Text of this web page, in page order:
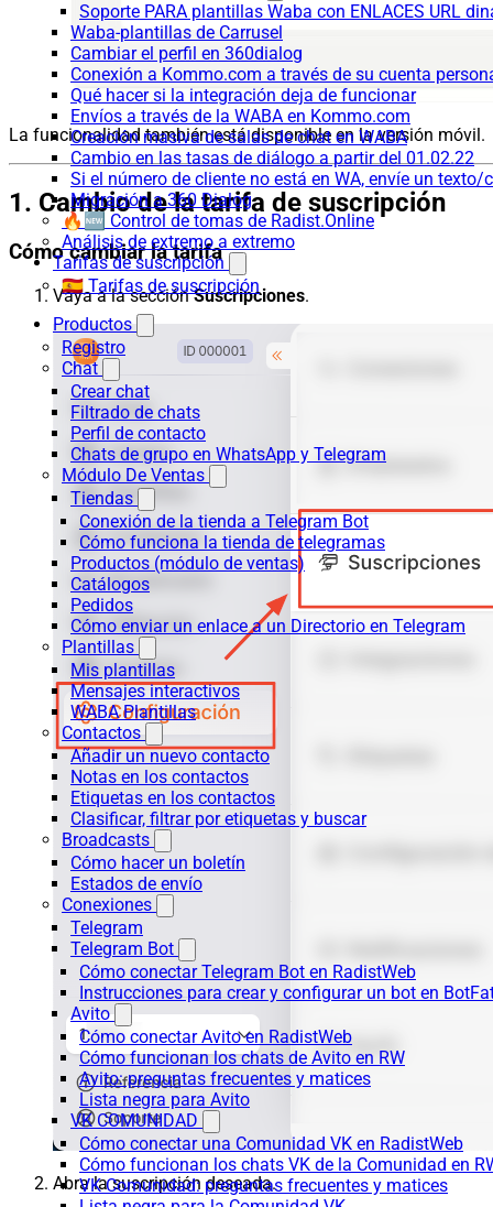
Soporte PARA plantillas Waba con ENLACES URL
Waba-plantillas de Carrusel
Cambiar el perfil en 360dialog
Conexión a Kommo.com a través de su cuenta
Qué hacer si la integración deja de funcionar
Envíos a través de la WABA en Kommo.com
Creación masiva de salas de chat en WABA
Cambio en las tasas de diálogo a partir del 01.02.22
Si el número de cliente no está en WA, envíe un
Migración a 360 Dialog
🔥🆕 Control de tomas de Radist.Online
Análisis de extremo a extremo
Tarifas de suscripción
🇪🇸 Tarifas de suscripción
Productos
Registro
Chat
Crear chat
Filtrado de chats
Perfil de contacto
Chats de grupo en WhatsApp y Telegram
Módulo De Ventas
Tiendas
Conexión de la tienda a Telegram Bot
Cómo funciona la tienda de telegramas
Productos (módulo de ventas)
Catálogos
Pedidos
Cómo enviar un enlace a un Directorio en Telegram
Plantillas
Mis plantillas
Mensajes interactivos
WABA Plantillas
Contactos
Añadir un nuevo contacto
Notas en los contactos
Etiquetas en los contactos
Clasificar, filtrar por etiquetas y buscar
Broadcasts
Cómo hacer un boletín
Estados de envío
Conexiones
Telegram
Telegram Bot
Cómo conectar Telegram Bot en RadistWeb
Instrucciones para crear y configurar un bot en
Avito
Cómo conectar Avito en RadistWeb
Cómo funcionan los chats de Avito en RW
Avito: preguntas frecuentes y matices
Lista negra para Avito
VK COMUNIDAD
Cómo conectar una Comunidad VK en RadistWeb
Cómo funcionan los chats VK de la Comunidad en
VK Comunidad: preguntas frecuentes y matices
La funcionalidad también está disponible en la versión móvil.
1. Cambio de la tarifa de suscripción
Cómo cambiar la tarifa
Vaya a la secciónSuscripciones.
Abra la suscripción deseada.